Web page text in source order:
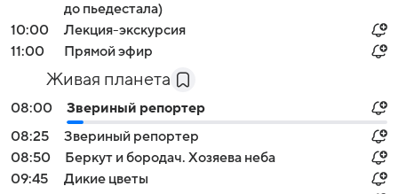
до пьедестала)
10:00
Лекция-экскурсия
11:00
Прямой эфир
Живая планета
08:00
Звериный репортер
08:25
Звериный репортер
08:50
Беркут и бородач. Хозяева неба
09:45
Дикие цветы